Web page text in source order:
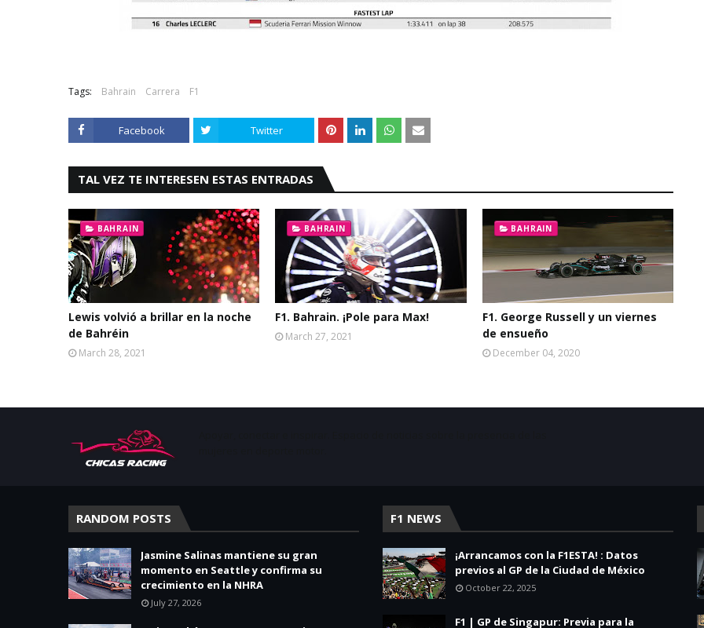
Tags: Bahrain Carrera F1
Facebook Twitter
TAL VEZ TE INTERESEN ESTAS ENTRADAS
BAHRAIN
Lewis volvió a brillar en la noche
de Bahréin
March 28, 2021
BAHRAIN
F1. Bahrain. ¡Pole para Max!
March 27, 2021
BAHRAIN
F1. George Russell y un viernes
de ensueño
December 04, 2020
RANDOM POSTS
Jasmine Salinas mantiene su gran
momento en Seattle y confirma su
crecimiento en la NHRA
July 27, 2026
F1 NEWS
¡Arrancamos con la F1ESTA! : Datos
previos al GP de la Ciudad de México
October 22, 2025
F1 | GP de Singapur: Previa para la